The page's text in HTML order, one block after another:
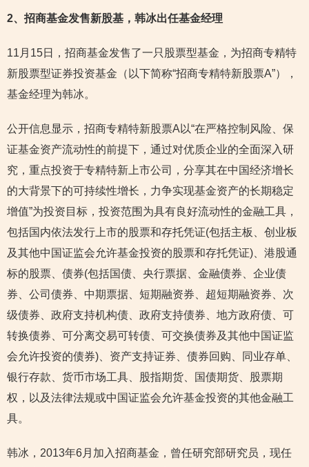
2、招商基金发售新股基，韩冰出任基金经理
11月15日，招商基金发售了一只股票型基金，为招商专精特
新股票型证券投资基金（以下简称“招商专精特新股票A”），
基金经理为韩冰。
公开信息显示，招商专精特新股票A以“在严格控制风险、保
证基金资产流动性的前提下，通过对优质企业的全面深入研
究，重点投资于专精特新上市公司，分享其在中国经济增长
的大背景下的可持续性增长，力争实现基金资产的长期稳定
增值”为投资目标，投资范围为具有良好流动性的金融工具，
包括国内依法发行上市的股票和存托凭证(包括主板、创业板
及其他中国证监会允许基金投资的股票和存托凭证)、港股通
标的股票、债券(包括国债、央行票据、金融债券、企业债
券、公司债券、中期票据、短期融资券、超短期融资券、次
级债券、政府支持机构债、政府支持债券、地方政府债、可
转换债券、可分离交易可转债、可交换债券及其他中国证监
会允许投资的债券)、资产支持证券、债券回购、同业存单、
银行存款、货币市场工具、股指期货、国债期货、股票期
权，以及法律法规或中国证监会允许基金投资的其他金融工
具。
韩冰，2013年6月加入招商基金，曾任研究部研究员，现任